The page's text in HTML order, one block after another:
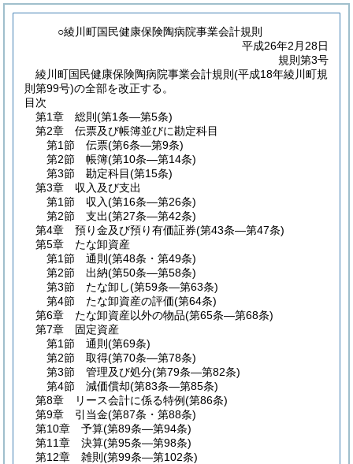
○綾川町国民健康保険陶病院事業会計規則
平成26年2月28日
規則第3号
綾川町国民健康保険陶病院事業会計規則(平成18年綾川町規
則第99号)の全部を改正する。
目次
第1章
総則 (第1条―第5条)
第2章
伝票及び帳簿並びに勘定科目
第1節
伝票(第6条―第9条)
第2節
帳簿(第10条―第14条)
第3節
勘定科目(第15条)
第3章
収入及び支出
第1節
収入(第16条―第26条)
第2節
支出(第27条―第42条)
第4章
預り金及び預り有価証券(第43条―第47条)
第5章
たな卸資産
第1節
通則 (第48条・第49条)
第2節
出納(第50条―第58条)
第3節
たな卸し(第59条―第63条)
第4節
たな卸資産の評価(第64条)
第6章
たな卸資産以外の物品(第65条―第68条)
第7章
固定資産
第1節
通則 (第69条)
第2節
取得(第70条―第78条)
第3節
管理及び処分(第79条―第82条)
第4節
減価償却(第83条―第85条)
第8章
リース会計に係る特例(第86条)
第9章
引当金(第87条・第88条)
第10章
予算(第89条―第94条)
第11章
決算(第95条―第98条)
第12章
雑則 (第99条―第102条)